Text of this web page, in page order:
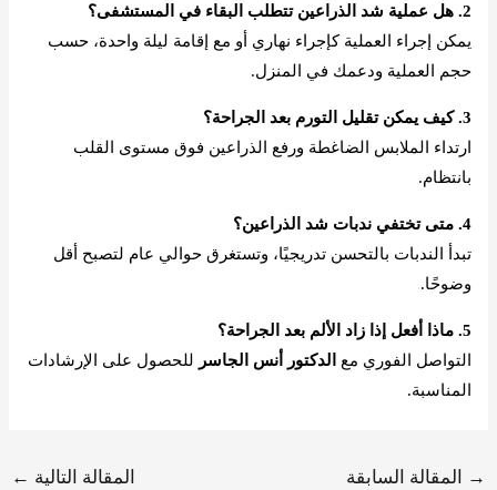
2. هل عملية شد الذراعين تتطلب البقاء في المستشفى؟
يمكن إجراء العملية كإجراء نهاري أو مع إقامة ليلة واحدة، حسب
حجم العملية ودعمك في المنزل.
3. كيف يمكن تقليل التورم بعد الجراحة؟
ارتداء الملابس الضاغطة ورفع الذراعين فوق مستوى القلب
بانتظام.
4. متى تختفي ندبات شد الذراعين؟
تبدأ الندبات بالتحسن تدريجيًا، وتستغرق حوالي عام لتصبح أقل
وضوحًا.
5. ماذا أفعل إذا زاد الألم بعد الجراحة؟
التواصل الفوري مع
الدكتور أنس الجاسر للحصول على الإرشادات
المناسبة.
→ المقالة السابقة المقالة التالية ←